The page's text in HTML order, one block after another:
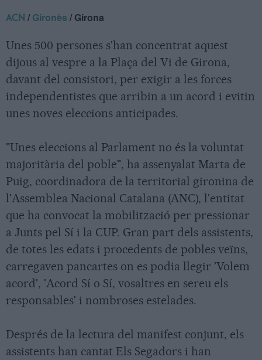
ACN /Gironès / Girona
Unes 500 persones s'han concentrat aquest
dijous al vespre a la Plaça del Vi de Girona,
davant del consistori, per exigir a les forces
independentistes que arribin a un acord i evitin
unes noves eleccions anticipades.
"Unes eleccions al Parlament no és la voluntat
majoritària del poble", ha assenyalat Marta de
Puig, coordinadora de la territorial gironina de
l'Assemblea Nacional Catalana (ANC), l'entitat
que ha convocat la mobilització per pressionar
a Junts pel Sí i la CUP. Gran part dels assistents,
de totes les edats i procedents de pobles veïns,
carregaven pancartes on es podia llegir 'Volem
acord', 'Acord Sí o Sí, vosaltres en sereu els
responsables' i nombroses estelades.
Després de la lectura del manifest conjunt, els
assistents han cantat Els Segadors i han